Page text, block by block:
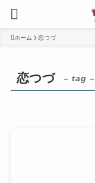
ホーム 恋つづ
恋つづ – tag –